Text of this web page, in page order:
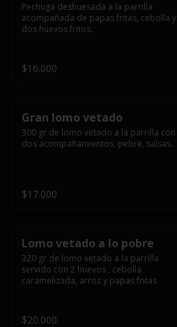
Pechuga deshuesada a la parrilla
acompañada de papas fritas, cebolla y
dos huevos fritos.
$16.000
Gran lomo vetado
300 gr de lomo vetado a la parrilla con
dos acompañamientos, pebre, salsas.
$17.000
Lomo vetado a lo pobre
320 gr de lomo vetado a la parrilla
servido con 2 huevos , cebolla
caramelizada, arroz y papas fritas
$20.000